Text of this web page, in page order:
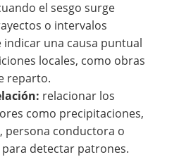
el sesgo surge
o intervalos
indicar una causa puntual
locales, como obras
reparto.
relacionar los
como precipitaciones,
persona conductora o
detectar patrones.